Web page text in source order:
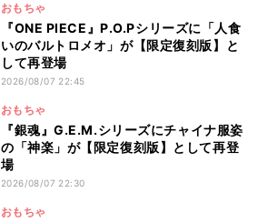
おもちゃ
『ONE PIECE』P.O.Pシリーズに「人食
いのバルトロメオ」が【限定復刻版】と
して再登場
2026/08/07 22:45
おもちゃ
『銀魂』G.E.M.シリーズにチャイナ服姿
の「神楽」が【限定復刻版】として再登
場
2026/08/07 22:30
おもちゃ